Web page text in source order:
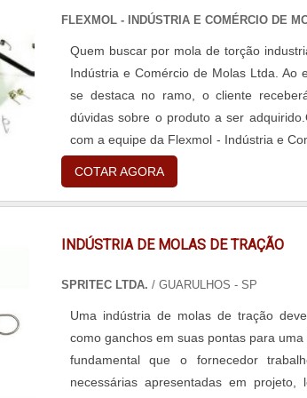
FLEXMOL - INDÚSTRIA E COMÉRCIO DE
Quem buscar por mola de torção
Indústria e Comércio de Molas Ltda. Ao
se destaca no ramo, o cliente
dúvidas sobre o produto a ser
com a equipe da Flexmol - Indústria e
custo-benefício e diversas opções de
TORÇÃO INDUSTRIALA Flexmol -
recursos em produzir uma estrutura
isso para que se tenha mola de
referência por ter: Colaboradores
controle de qualidade; Ótimo
industrial, na essência da empresa, a
ótima qualidade e proteção,
COTAR AGORA
INDÚSTRIA DE MOLAS DE TRAÇÃO
SPRITEC LTDA. / GUARULHOS - SP
Uma indústria de molas de tração
como ganchos em suas pontas para
fundamental que o fornecedor
necessárias apresentadas em